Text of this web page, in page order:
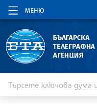
МЕНЮ
БЪЛГАРСКА
ТЕЛЕГРАФНА
АГЕНЦИЯ